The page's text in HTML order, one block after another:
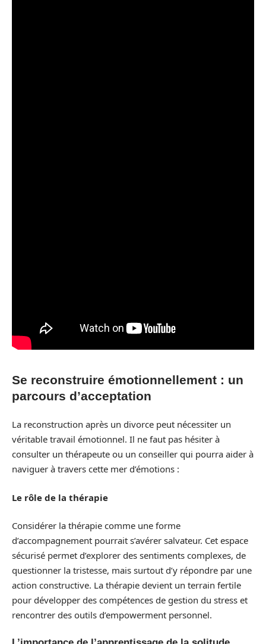
Se reconstruire émotionnellement : un
parcours d’acceptation
La reconstruction après un divorce peut nécessiter un
véritable travail émotionnel. Il ne faut pas hésiter à
consulter un thérapeute ou un conseiller qui pourra aider à
naviguer à travers cette mer d’émotions :
Le rôle de la thérapie
Considérer la thérapie comme une forme
d’accompagnement pourrait s’avérer salvateur. Cet espace
sécurisé permet d’explorer des sentiments complexes, de
questionner la tristesse, mais surtout d’y répondre par une
action constructive. La thérapie devient un terrain fertile
pour développer des compétences de gestion du stress et
rencontrer des outils d’empowerment personnel.